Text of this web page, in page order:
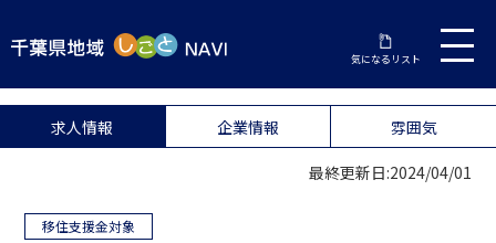
気になるリスト
求人情報 企業情報 雰囲気
最終更新日:2024/04/01
移住支援金対象